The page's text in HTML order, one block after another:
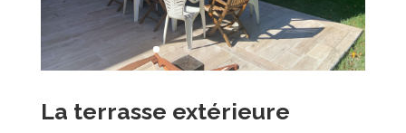
La terrasse extérieure